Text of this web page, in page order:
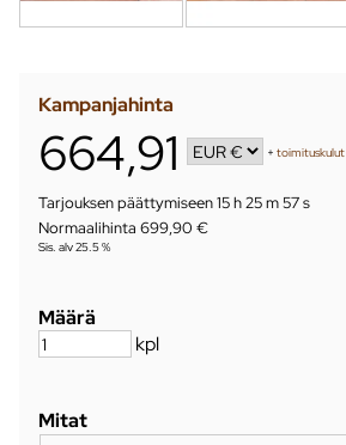
Kampanjahinta
664,91 +toimituskulut
Tarjouksen päättymiseen15 h 25 m 56 s
Normaalihinta 699,90 €
Sis. alv 25.5 %
Määrä
kpl
Mitat